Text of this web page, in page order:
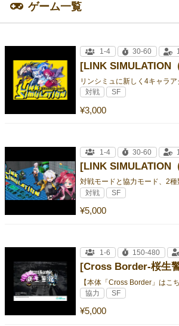
ゲーム一覧
リンシミュに新しく4キャラア
¥3,000
1-4 30-60
対戦 SF
対戦モードと協力モード、2種
¥5,000
1-4 30-60
対戦 SF
¥5,000
1-6 150-480
協力 SF